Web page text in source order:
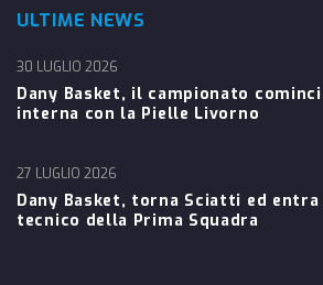
ULTIME NEWS
Dany Basket, il campionato
interna con la Pielle Livorno
30 LUGLIO 2026
Dany Basket, torna Sciatti ed
tecnico della Prima Squadra
27 LUGLIO 2026